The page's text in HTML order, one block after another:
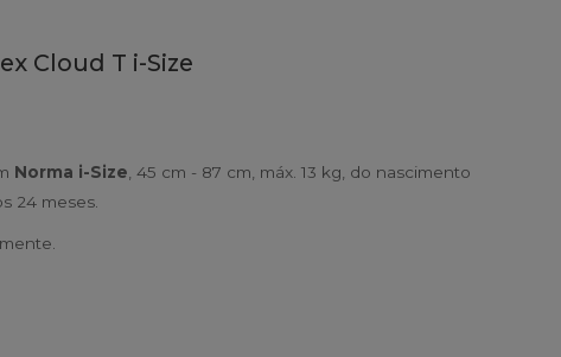
Cloud T i-Size
Norma i-Size, 45 cm - 87 cm, máx. 13 kg, do nascimento
24 meses.